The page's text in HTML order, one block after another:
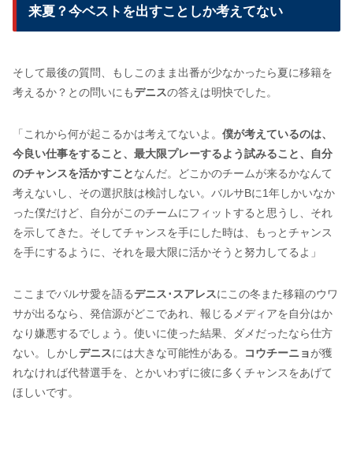
来夏？今ベストを出すことしか考えてない
そして最後の質問、もしこのまま出番が少なかったら夏に移籍を
考えるか？との問いにもデニスの答えは明快でした。
「これから何が起こるかは考えてないよ。 僕が考えているのは、
今良い仕事をすること、最大限プレーするよう試みること、自分
のチャンスを活かすことなんだ。どこかのチームが来るかなんて
考えないし、その選択肢は検討しない。バルサBに1年しかいなか
った僕だけど、自分がこのチームにフィットすると思うし、それ
を示してきた。そしてチャンスを手にした時は、もっとチャンス
を手にするように、それを最大限に活かそうと努力してるよ」
ここまでバルサ愛を語るデニス･スアレスにこの冬また移籍のウワ
サが出るなら、発信源がどこであれ、報じるメディアを自分はか
なり嫌悪するでしょう。使いに使った結果、ダメだったなら仕方
ない。しかしデニスには大きな可能性がある。 コウチーニョが獲
れなければ代替選手を、とかいわずに彼に多くチャンスをあげて
ほしいです。